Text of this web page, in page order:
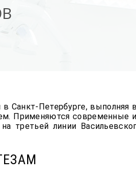
в Санкт-Петербурге,
Применяются современные
третьей линии